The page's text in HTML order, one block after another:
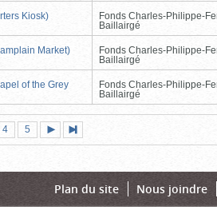
Kiosk)
Fonds Charles-Philippe-
Baillairgé
Market)
Fonds Charles-Philippe-
Baillairgé
of the Grey
Fonds Charles-Philippe-
Baillairgé
Page
4 Page
5
suivante
page
Plan du site Nous joindre